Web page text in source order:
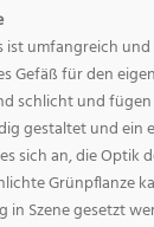
ist umfangreich
Gefäß für den
schlicht und
gestaltet und ein
sich an, die Optik
Grünpflanze
Szene gesetzt